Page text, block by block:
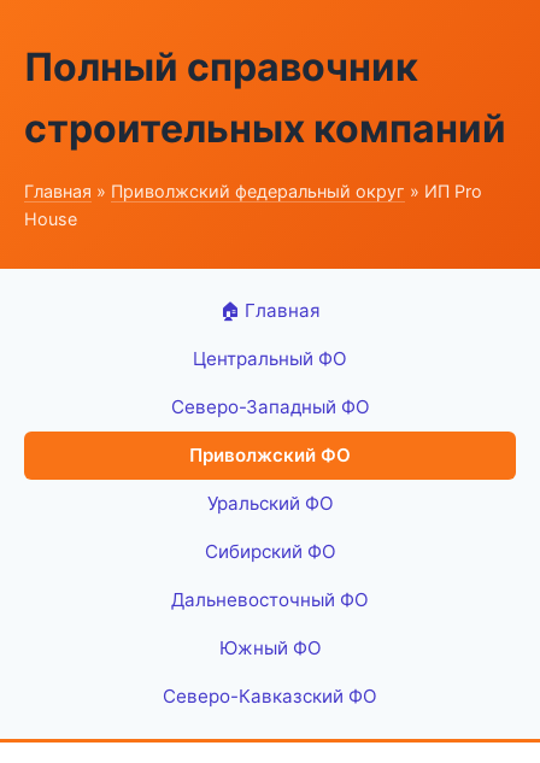
Полный справочник
строительных компаний
Главная » Приволжский федеральный округ » ИП Pro
House
🏠 Главная
Центральный ФО
Северо-Западный ФО
Приволжский ФО
Уральский ФО
Сибирский ФО
Дальневосточный ФО
Южный ФО
Северо-Кавказский ФО